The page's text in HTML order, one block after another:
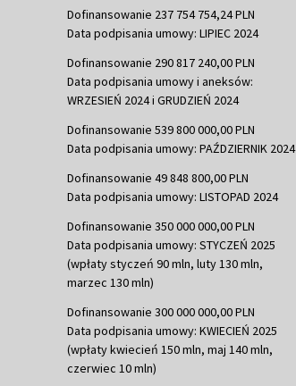
Dofinansowanie 237 754 754,24 PLN
Data podpisania umowy: LIPIEC 2024
Dofinansowanie 290 817 240,00 PLN
Data podpisania umowy i aneksów:
WRZESIEŃ 2024 i GRUDZIEŃ 2024
Dofinansowanie 539 800 000,00 PLN
Data podpisania umowy: PAŹDZIERNIK 2024
Dofinansowanie 49 848 800,00 PLN
Data podpisania umowy: LISTOPAD 2024
Dofinansowanie 350 000 000,00 PLN
Data podpisania umowy: STYCZEŃ 2025
(wpłaty styczeń 90 mln, luty 130 mln,
marzec 130 mln)
Dofinansowanie 300 000 000,00 PLN
Data podpisania umowy: KWIECIEŃ 2025
(wpłaty kwiecień 150 mln, maj 140 mln,
czerwiec 10 mln)